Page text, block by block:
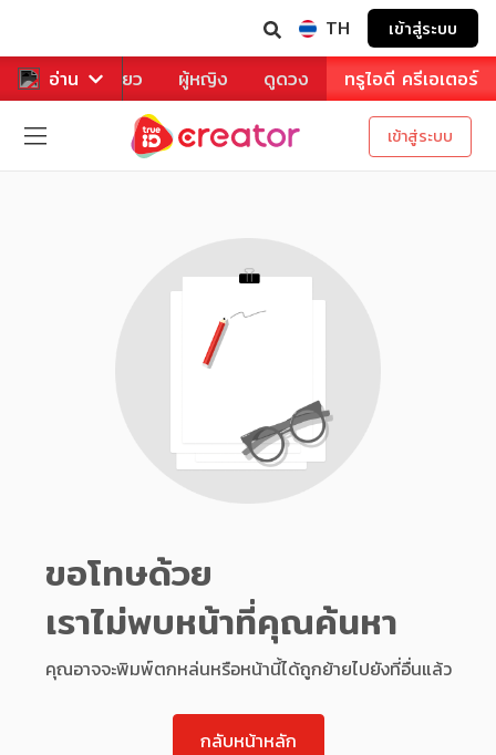
TH เข้าสู่ระบบ
อ่าน
หาร ท่องเที่ยว ผู้หญิง ดูดวง ทรูไอดี ครีเอเตอร์
เข้าสู่ระบบ
ขอโทษด้วย
เราไม่พบหน้าที่คุณค้นหา
คุณอาจจะพิมพ์ตกหล่นหรือหน้านี้ได้ถูกย้ายไปยังที่อื่นแล้ว
กลับหน้าหลัก